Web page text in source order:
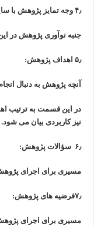
۴٫ وجه تمایز پژوهش با سایر پژوهش ها:
جنبه نوآوری پژوهش در
۵٫ اهداف پژوهش:
آنچه پژوهش به دنبال
در این قسمت به ترتیب
نیز کاربردی بیان می شود.
۶٫ سؤالات پژوهش:
مسیری برای اجرای
۷٫فرضیه های پژوهش:
مسیری برای اجرای